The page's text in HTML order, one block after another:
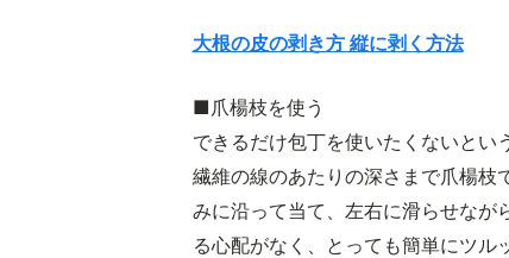
大根の皮の剥き方 縦に剥く方法
■爪楊枝を使う
できるだけ包丁を使いたくないとい
繊維の線のあたりの深さまで爪楊枝
みに沿って当て、左右に滑らせなが
る心配がなく、とっても簡単にツル